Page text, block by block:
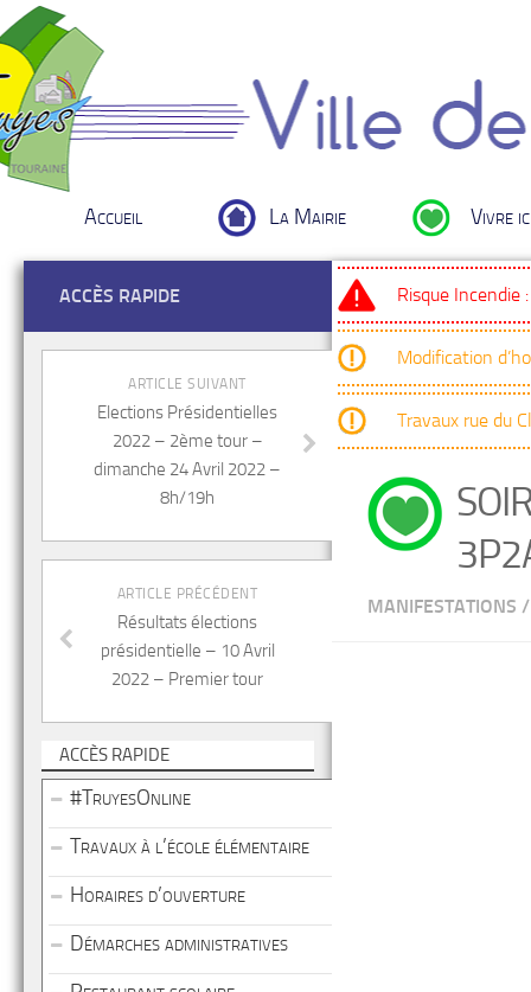
Accueil La Mairie Vivre
Risque Incendie
Modification
Travaux rue du
MANIFESTATIONS /
ACCÈS RAPIDE
ARTICLE SUIVANT
Elections Présidentielles
2022 – 2ème tour –
dimanche 24 Avril 2022 –
8h/19h
ARTICLE PRÉCÉDENT
Résultats élections
présidentielle – 10 Avril
2022 – Premier tour
ACCÈS RAPIDE
#TruyesOnline
Travaux à l’école élémentaire
Horaires d’ouverture
Démarches administratives